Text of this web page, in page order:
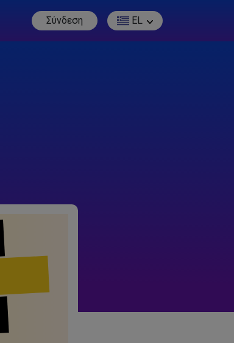
Σύνδεση EL